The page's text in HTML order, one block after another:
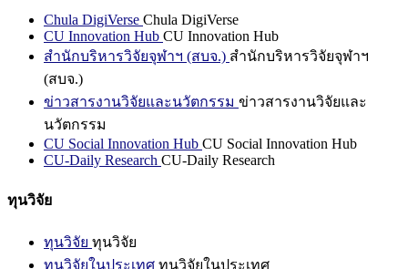
Chula DigiVerse Chula DigiVerse
CU Innovation Hub CU Innovation Hub
สำนักบริหารวิจัยจุฬาฯ (สบจ.) สำนักบริหารวิจัยจุฬาฯ
(สบจ.)
ข่าวสารงานวิจัยและนวัตกรรม ข่าวสารงานวิจัยและ
นวัตกรรม
CU Social Innovation Hub CU Social Innovation Hub
CU-Daily Research CU-Daily Research
ทุนวิจัย
ทุนวิจัย ทุนวิจัย
ทุนวิจัยในประเทศ ทุนวิจัยในประเทศ